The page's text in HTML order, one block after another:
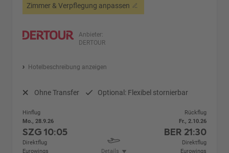
Zimmer & Verpflegung anpassen
Anbieter:
DERTOUR
Hotelbeschreibung anzeigen
Ohne Transfer Optional: Flexibel stornierbar
Hinflug
Mo., 28.9.26
SZG10:05
Direktflug
Eurowings
Details
Rückflug
Fr., 2.10.26
BER 21:30
Direktflug
Eurowings